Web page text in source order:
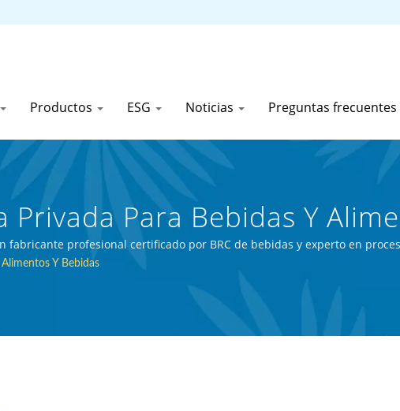
Productos ESG Noticias Preguntas frecuentes
Privada Para Bebidas Y
Enlatados Y Bebidas
| First Canned Food
fabricante profesional certificado por BRC de bebidas y experto en
Y Bebidas